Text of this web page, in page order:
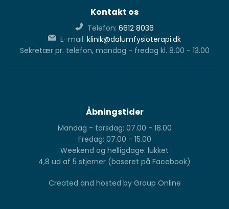
Kontakt os
Telefon: 6612 8036
E-mail: klinik@dalumfysioterapi.dk
Sekretær pr. telefon, mandag - fredag kl. 8.00 - 13.00
Åbningstider
Mandag - torsdag: 07.00 - 18.00
Fredag: 07.00 - 15.00
Weekend og helligdage: lukket
4,8 ud af 5 stjerner (baseret på Facebook)​
Created and hosted by Group Online